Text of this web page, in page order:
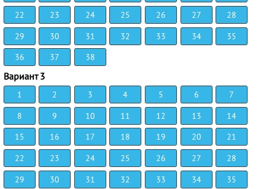
22
23 24 25 26 27
28
29
30 31 32 33 34
35
36
37 38
Вариант 3
1 2 3 4 5 6
7
8
9 10 11 12 13
14
15
16 17 18 19 20
21
22
23 24 25 26 27
28
29
30 31 32 33 34
35